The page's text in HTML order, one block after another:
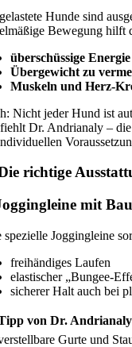
Hunde sind
Bewegung hilft
überschüssige
Übergewicht zu
Muskeln und Herz-
Nicht jeder Hund ist
Dr. Andrianaly –
richtige
mit
spezielle Joggingleine
freihändiges Laufen
elastischer „Bungee-
sicherer Halt auch bei
von Dr.
Gurte und